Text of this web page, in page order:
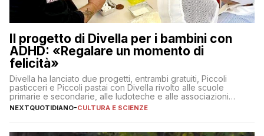
Il progetto di Divella per i bambini con
ADHD: «Regalare un momento di
felicità»
Divella ha lanciato due progetti, entrambi gratuiti, Piccoli
pasticceri e Piccoli pastai con Divella rivolto alle scuole
primarie e secondarie, alle ludoteche e alle associazioni
pugliesi che si occupano di bambini con ADHD
NEXTQUOTIDIANO-CULTURA E SCIENZE